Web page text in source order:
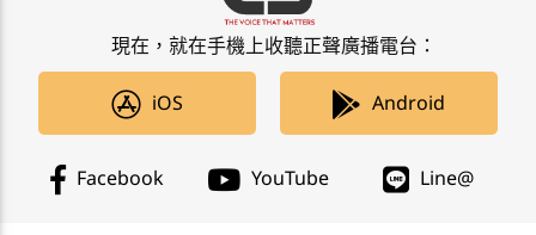
現在，就在手機上收聽正聲廣播電台：
iOS Android
Facebook YouTube Line@